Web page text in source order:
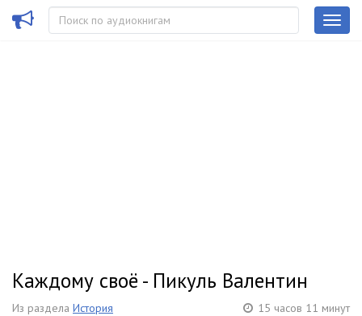
Каждому своё - Пикуль Валентин
Из раздела История 15 часов 11 минут